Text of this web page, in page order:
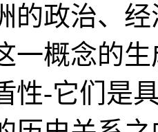
的政治、
一概念的
性-它们是